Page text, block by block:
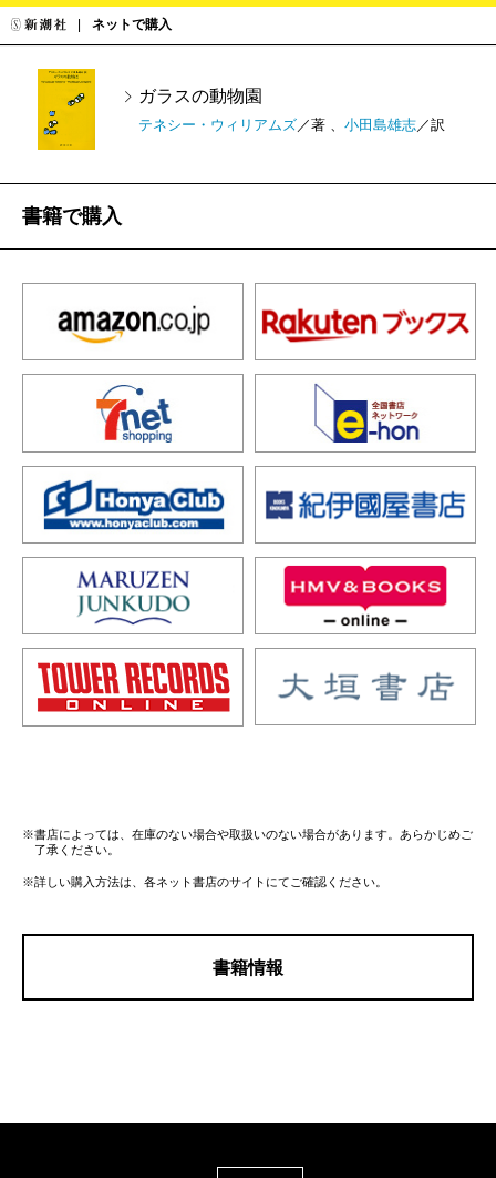
ネットで購入
ガラスの動物園
テネシー・ウィリアムズ ／著 、 小田島雄志 ／訳
書籍で購入
※書店によっては、在庫のない場合や取扱いのない場合があります。あらかじめご
了承ください。
※詳しい購入方法は、各ネット書店のサイトにてご確認ください。
書籍情報